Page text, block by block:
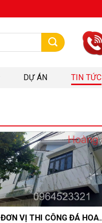
DỰ ÁN TIN TỨC
ĐƠN VỊ THI CÔNG ĐÁ HOA